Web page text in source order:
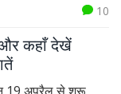
10
कहाँ देखें